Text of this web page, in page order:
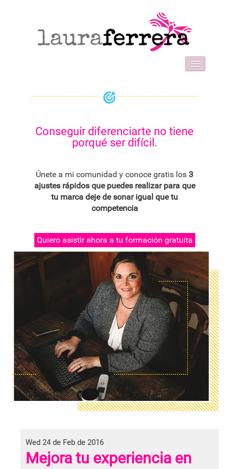
SOBRE MI
BLOG
Conseguir diferenciarte no tiene
porqué ser difícil.
Únete a mi comunidad y conoce gratis los 3
ajustes rápidos que puedes realizar para que
tu marca deje de sonar igual que tu
competencia
Quiero asistir ahora a tu formación gratuita
Wed 24 de Feb de 2016
Mejora tu experiencia en